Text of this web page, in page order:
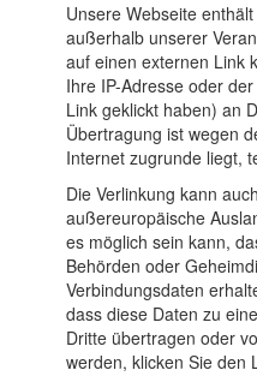
Unsere Webseite
außerhalb unserer
auf einen externen Link
Ihre IP-Adresse oder
Link geklickt haben) an
Übertragung ist wegen
Internet zugrunde liegt,
Die Verlinkung kann
außereuropäische
es möglich sein kann,
Behörden oder
Verbindungsdaten
dass diese Daten zu
Dritte übertragen oder
werden, klicken Sie den